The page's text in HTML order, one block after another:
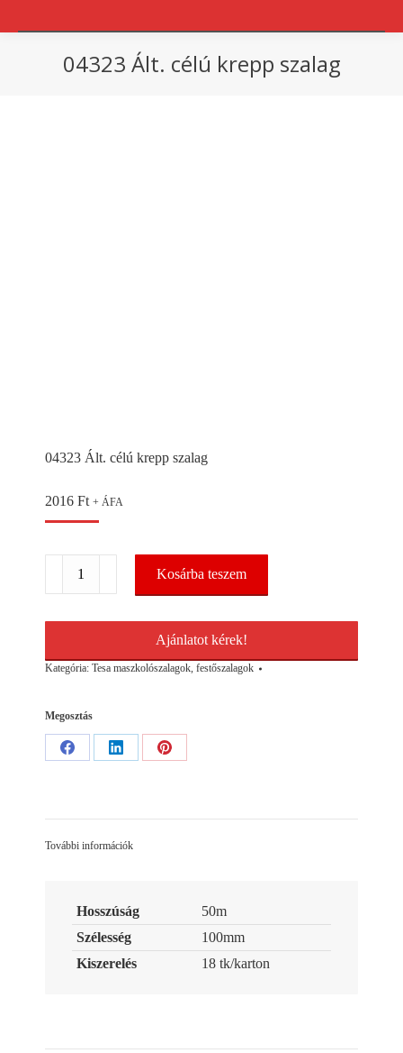
04323 Ált. célú krepp szalag
04323 Ált. célú krepp szalag
2016 Ft + ÁFA
célú
szalag
Kosárba teszem
Ajánlatot kérek!
Kategória: Tesa maszkolószalagok, festőszalagok
Megosztás
Share
Share
Share
További információk
Hosszúság
50m
Szélesség
100mm
Kiszerelés
18 tk/karton